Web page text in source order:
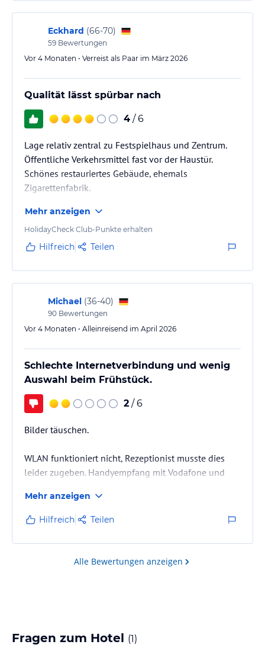
Eckhard (66-70)
59 Bewertungen
Vor 4 Monaten • Verreist als Paar im März 2026
Qualität lässt spürbar nach
4 / 6
Lage relativ zentral zu Festspielhaus und Zentrum.
Öffentliche Verkehrsmittel fast vor der Haustür.
Schönes restauriertes Gebäude, ehemals
Zigarettenfabrik.
Mehr anzeigen
HolidayCheck Club-Punkte erhalten
Hilfreich Teilen
Michael (36-40)
90 Bewertungen
Vor 4 Monaten • Alleinreisend im April 2026
Schlechte Internetverbindung und wenig
Auswahl beim Frühstück.
2 / 6
Bilder täuschen.
WLAN funktioniert nicht, Rezeptionist musste dies
leider zugeben. Handyempfang mit Vodafone und
Frühstücksauswahl war sehr schlecht
Mehr anzeigen
Hilfreich Teilen
Alle Bewertungen anzeigen
Fragen zum Hotel (1)